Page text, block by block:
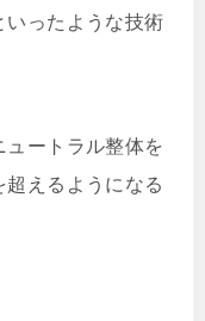
いったような技術
ートラル整体を
えるようになる